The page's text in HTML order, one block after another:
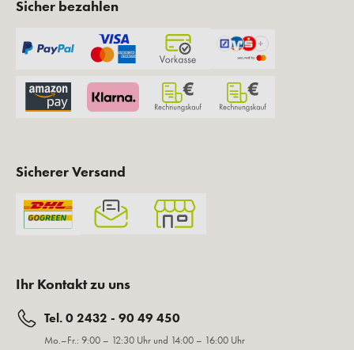
Sicher bezahlen
Sicherer Versand
Ihr Kontakt zu uns
Tel. 0 2432 - 90 49 450
Mo.–Fr.: 9:00 – 12:30 Uhr und 14:00 – 16:00 Uhr